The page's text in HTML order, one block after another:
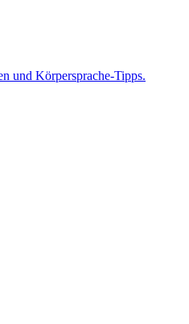
und Körpersprache-Tipps.